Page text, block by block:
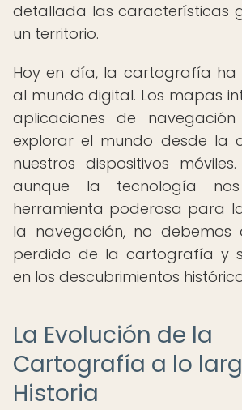
detallada las características
un territorio.
Hoy en día, la cartografía
al mundo digital. Los mapas
aplicaciones de
explorar el mundo desde la
nuestros dispositivos
aunque la tecnología
herramienta poderosa para
la navegación, no debemos
perdido de la cartografía y
en los descubrimientos
La Evolución de la
Cartografía a lo
Historia